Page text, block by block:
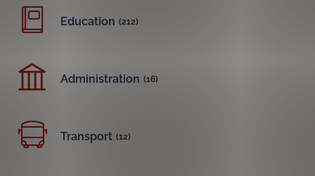
Education (212)
Administration (16)
Transport (12)